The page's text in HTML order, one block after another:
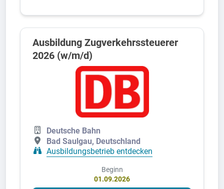
Ausbildung Zugverkehrssteuerer
2026 (w/m/d)
Deutsche Bahn
Bad Saulgau, Deutschland
Ausbildungsbetrieb entdecken
Beginn
01.09.2026